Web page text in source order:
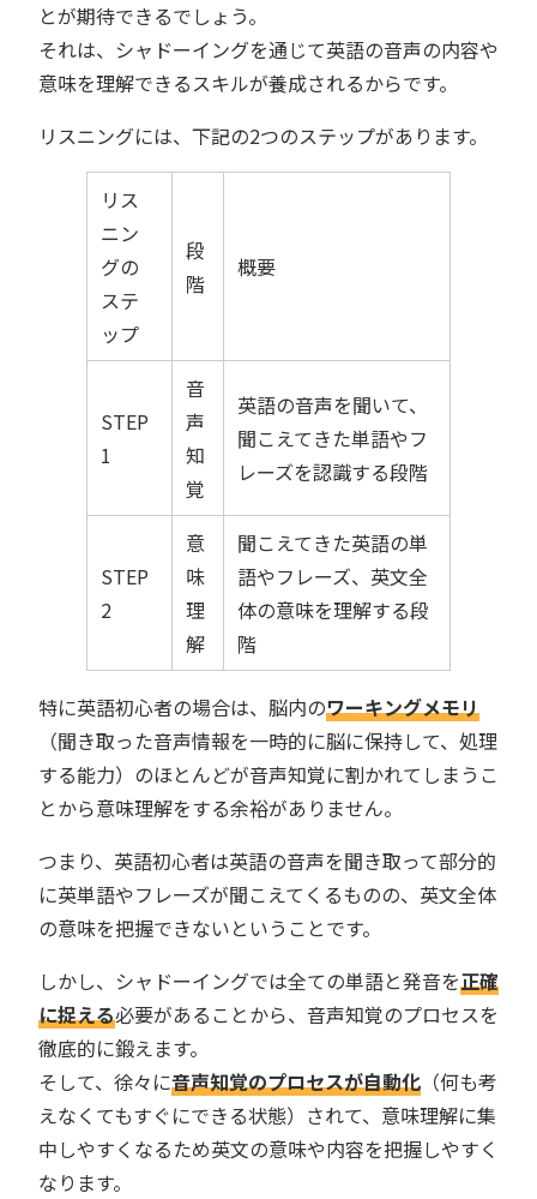
とが期待できるでしょう。
それは、シャドーイングを通じて英語の音声の内容や
意味を理解できるスキルが養成されるからです。
リスニングには、下記の2つのステップがあります。
リス
ニン
グの
ステ
ップ
段
階
概要
STEP
1
音
声
知
覚
英語の音声を聞いて、
聞こえてきた単語やフ
レーズを認識する段階
STEP
2
意
味
理
解
聞こえてきた英語の単
語やフレーズ、英文全
体の意味を理解する段
階
特に英語初心者の場合は、脳内のワーキングメモリ
（聞き取った音声情報を一時的に脳に保持して、処理
する能力）のほとんどが音声知覚に割かれてしまうこ
とから意味理解をする余裕がありません。
つまり、英語初心者は英語の音声を聞き取って部分的
に英単語やフレーズが聞こえてくるものの、英文全体
の意味を把握できないということです。
しかし、シャドーイングでは全ての単語と発音を正確
に捉える必要があることから、音声知覚のプロセスを
徹底的に鍛えます。
そして、徐々に音声知覚のプロセスが自動化 （何も考
えなくてもすぐにできる状態）されて、意味理解に集
中しやすくなるため英文の意味や内容を把握しやすく
なります。